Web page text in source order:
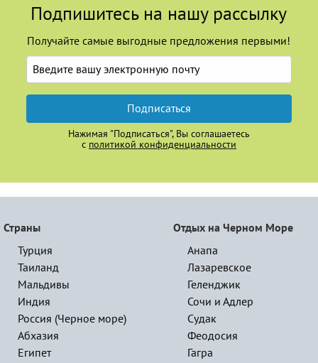
Подпишитесь на нашу рассылку
Получайте самые выгодные предложения первыми!
Подписаться
Нажимая "Подписаться", Вы соглашаетесь
с политикой конфиденциальности
Страны
Турция
Таиланд
Мальдивы
Индия
Россия (Черное море)
Абхазия
Египет
Отдых на Черном Море
Анапа
Лазаревское
Геленджик
Сочи и Адлер
Судак
Феодосия
Гагра